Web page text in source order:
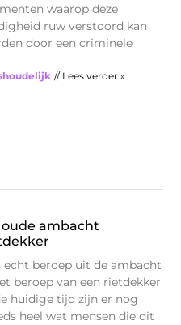
waarop deze
ruw verstoord kan
door een criminele
// Lees verder »
oude ambacht
echt beroep uit de ambacht
beroep van een rietdekker
huidige tijd zijn er nog
heel wat mensen die dit